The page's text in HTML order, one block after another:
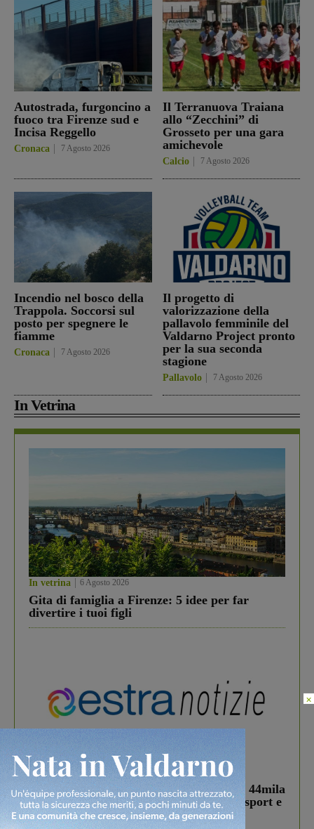
Autostrada, furgoncino a
fuoco tra Firenze sud e
Incisa Reggello
Cronaca 7 Agosto 2026
Il Terranuova Traiana
allo “Zecchini” di
Grosseto per una gara
amichevole
Calcio 7 Agosto 2026
Incendio nel bosco della
Trappola. Soccorsi sul
posto per spegnere le
fiamme
Cronaca 7 Agosto 2026
Il progetto di
valorizzazione della
pallavolo femminile del
Valdarno Project pronto
per la sua seconda
stagione
Pallavolo 7 Agosto 2026
In Vetrina
In vetrina 6 Agosto 2026
Gita di famiglia a Firenze: 5 idee per far
divertire i tuoi figli
In vetrina 3 Agosto 2026
Estra Notizie agosto: Smart Cities, oltre 44mila
studenti coinvolti, torna il bando per lo sport e
debutta il podcast Estrair
×